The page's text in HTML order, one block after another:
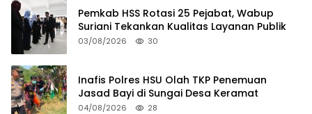
Pemkab HSS Rotasi 25 Pejabat, Wabup
Suriani Tekankan Kualitas Layanan Publik
03/08/2026 30
Inafis Polres HSU Olah TKP Penemuan
Jasad Bayi di Sungai Desa Keramat
04/08/2026 28